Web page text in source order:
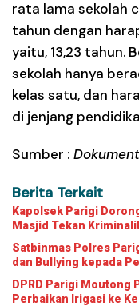
rata lama sekolah
tahun dengan
yaitu, 13,23 tahun.
sekolah hanya
kelas satu, dan
di jenjang
Sumber :
Berita Terkait
Kapolsek Parigi
Masjid Tekan
Satbinmas Polres
dan Bullying kepada
DPRD Parigi Moutong
Perbaikan Irigasi ke